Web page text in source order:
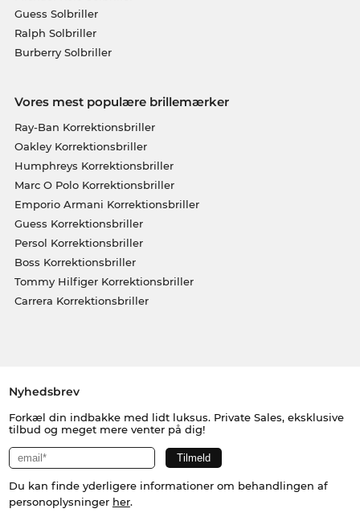
Guess Solbriller
Ralph Solbriller
Burberry Solbriller
Vores mest populære brillemærker
Ray-Ban Korrektionsbriller
Oakley Korrektionsbriller
Humphreys Korrektionsbriller
Marc O Polo Korrektionsbriller
Emporio Armani Korrektionsbriller
Guess Korrektionsbriller
Persol Korrektionsbriller
Boss Korrektionsbriller
Tommy Hilfiger Korrektionsbriller
Carrera Korrektionsbriller
Nyhedsbrev
Forkæl din indbakke med lidt luksus. Private Sales, eksklusive
tilbud og meget mere venter på dig!
Du kan finde yderligere informationer om behandlingen af
personoplysninger her.